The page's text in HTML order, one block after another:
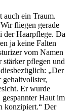
auch ein Traum.
fliegen gerade
der Haarpflege. Da
ja keine Falten
vom Namen
stärker pflegen und
„Der
Er wurde
Haut im
konzipiert.“ Der